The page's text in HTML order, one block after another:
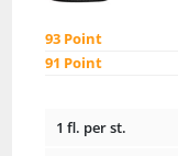
93 Point
91 Point
1 fl. per st.